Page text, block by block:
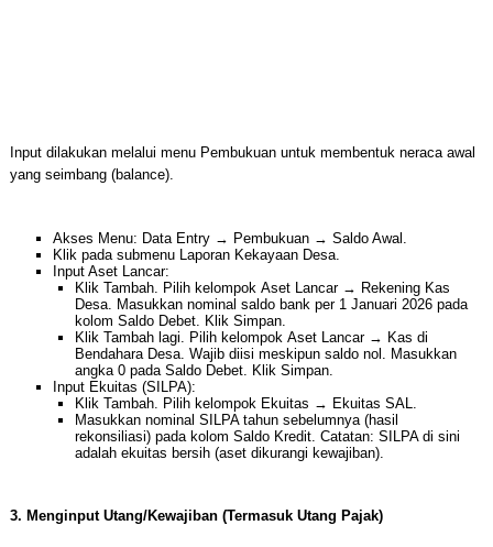
Input dilakukan melalui menu Pembukuan untuk membentuk neraca awal
yang seimbang (balance).
Akses Menu: Data Entry → Pembukuan → Saldo Awal.
Klik pada submenu Laporan Kekayaan Desa.
Input Aset Lancar:
Klik Tambah. Pilih kelompok Aset Lancar → Rekening Kas
Desa. Masukkan nominal saldo bank per 1 Januari 2026 pada
kolom Saldo Debet. Klik Simpan.
Klik Tambah lagi. Pilih kelompok Aset Lancar → Kas di
Bendahara Desa. Wajib diisi meskipun saldo nol. Masukkan
angka 0 pada Saldo Debet. Klik Simpan.
Input Ekuitas (SILPA):
Klik Tambah. Pilih kelompok Ekuitas → Ekuitas SAL.
Masukkan nominal SILPA tahun sebelumnya (hasil
rekonsiliasi) pada kolom Saldo Kredit. Catatan: SILPA di sini
adalah ekuitas bersih (aset dikurangi kewajiban).
3. Menginput Utang/Kewajiban (Termasuk Utang Pajak)